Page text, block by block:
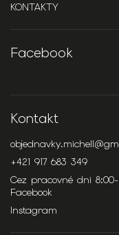
KONTAKTY
Facebook
Kontakt
objednavky.michell@
+421 917 683 349
Cez pracovné dni 8:00-
Facebook
Instagram